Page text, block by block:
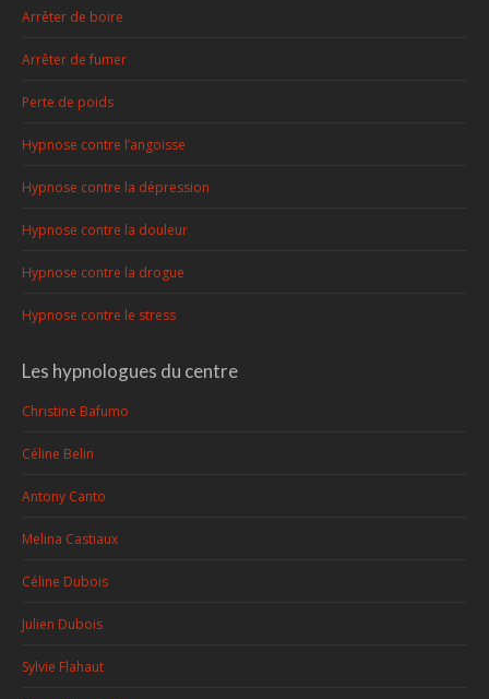
Arrêter de boire
Arrêter de fumer
Perte de poids
Hypnose contre l’angoisse
Hypnose contre la dépression
Hypnose contre la douleur
Hypnose contre la drogue
Hypnose contre le stress
Les hypnologues du centre
Christine Bafumo
Céline Belin
Antony Canto
Melina Castiaux
Céline Dubois
Julien Dubois
Sylvie Flahaut